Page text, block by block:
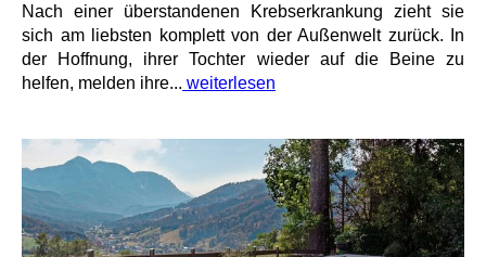
Nach einer überstandenen Krebserkrankung zieht sie
sich am liebsten komplett von der Außenwelt zurück. In
der Hoffnung, ihrer Tochter wieder auf die Beine zu
helfen, melden ihre... weiterlesen